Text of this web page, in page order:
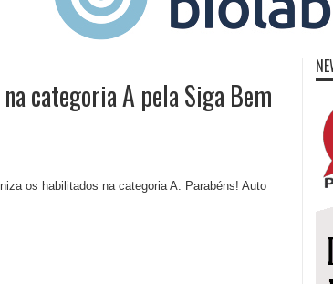
categoria A pela Siga Bem
os habilitados na categoria A. Parabéns! Auto